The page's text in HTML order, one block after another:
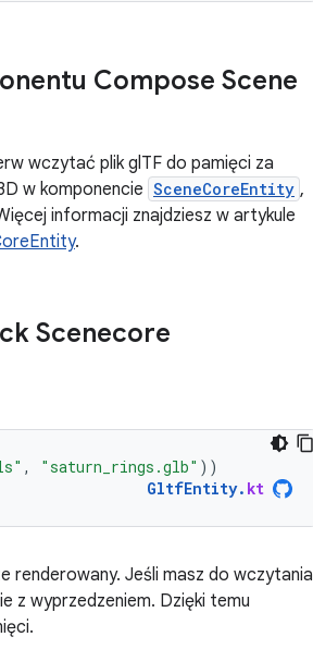
Compose Scene
wczytać plik glTF do pamięci za
w komponencie SceneCoreEntity ,
informacji znajdziesz w artykule
.
Scenecore
, "saturn_rings.glb" ))
GltfEntity. kt
renderowany. Jeśli masz do wczytania
z wyprzedzeniem. Dzięki temu